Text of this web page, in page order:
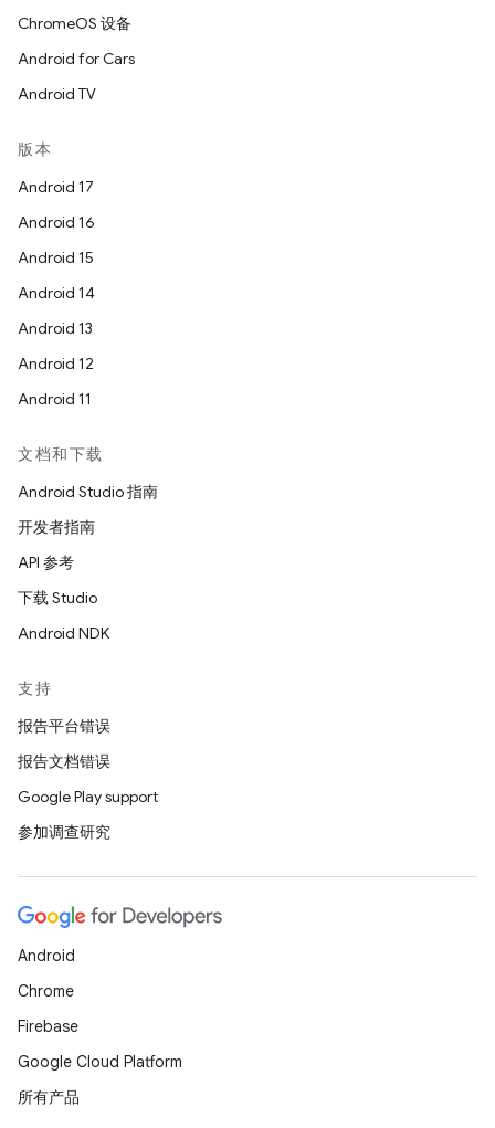
ChromeOS 设备
Android for Cars
Android TV
版本
Android 17
Android 16
Android 15
Android 14
Android 13
Android 12
Android 11
文档和下载
Android Studio 指南
开发者指南
API 参考
下载 Studio
Android NDK
支持
报告平台错误
报告文档错误
Google Play support
参加调查研究
Android
Chrome
Firebase
Google Cloud Platform
所有产品